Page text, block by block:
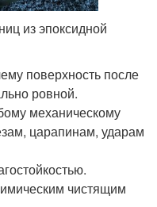
из эпоксидной
поверхность после
ровной.
механическому
царапинам, ударам
чистящим